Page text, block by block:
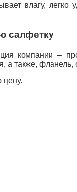
влагу, легко
салфетку
компании –
а также, фланель,
цену.